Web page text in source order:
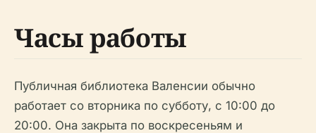
Часы работы
Публичная библиотека Валенсии обычно
работает со вторника по субботу, с 10:00 до
20:00. Она закрыта по воскресеньям и